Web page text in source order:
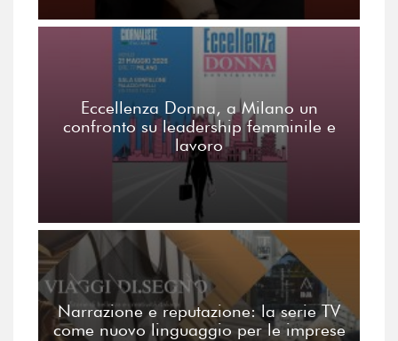
Eccellenza Donna, a Milano un
confronto su leadership femminile e
lavoro
Narrazione e reputazione: la serie TV
come nuovo linguaggio per le imprese